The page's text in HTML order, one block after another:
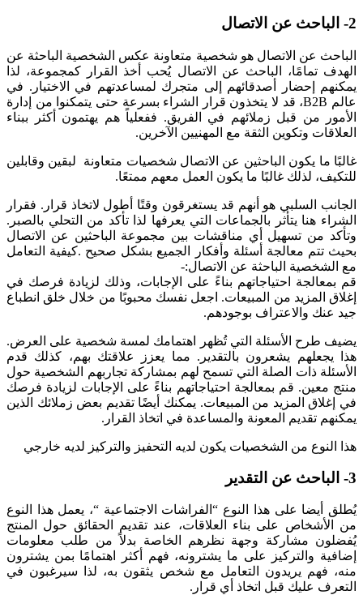
2- الباحث عن الاتصال
الباحث عن الاتصال هو شخصية متعاونة عكس الشخصية الباحثة عن
الهدف تمامًا، الباحث عن الاتصال يُحب أخذ القرار كمجموعة، لذا
يمكنهم إحضار أصدقائهم إلى متجرك لمساعدتهم في الاختيار. في
عالم B2B، قد لا يتخذون قرار الشراء بسرعة حتى يتمكنوا من إدارة
الأمور من قبل زملائهم في الفريق. ففعلياً هم يهتمون أكثر ببناء
العلاقات وتكوين الثقة مع المهنيين الآخرين.
غالبًا ما يكون الباحثين عن الاتصال شخصيات متعاونة لبقين وقابلين
للتكيف، لذلك غالبًا ما يكون العمل معهم ممتعًا.
الجانب السلبي هو أنهم قد يستغرقون وقتًا أطول لاتخاذ قرار. فقرار
الشراء هنا يتأثر بالجماعات التي يعرفها لذا تأكد من التحلي بالصبر.
وتأكد من تسهيل أي مناقشات بين مجموعة الباحثين عن الاتصال
بحيث تتم معالجة أسئلة وأفكار الجميع بشكل صحيح .كيفية التعامل
مع الشخصية الباحثة عن الاتصال:-
قم بمعالجة احتياجاتهم بناءً على الإجابات، وذلك لزيادة فرصك في
إغلاق المزيد من المبيعات. اجعل نفسك محبوبًا من خلال خلق انطباع
جيد عنك والاعتراف بوجودهم.
يضيف طرح الأسئلة التي تُظهر اهتمامك لمسة شخصية على العرض.
هذا يجعلهم يشعرون بالتقدير. مما يعزز علاقتك بهم، كذلك قدم
الأسئلة ذات الصلة التي تسمح لهم بمشاركة تجاربهم الشخصية حول
منتج معين. قم بمعالجة احتياجاتهم بناءً على الإجابات لزيادة فرصك
في إغلاق المزيد من المبيعات. يمكنك أيضًا تقديم بعض زملائك الذين
يمكنهم تقديم المعونة والمساعدة في اتخاذ القرار.
هذا النوع من الشخصيات يكون لديه التحفيز والتركيز لديه خارجي
3- الباحث عن التقدير
يُطلق أيضا على هذا النوع “الفراشات الاجتماعية “، يعمل هذا النوع
من الأشخاص على بناء العلاقات،
عند تقديم الحقائق حول المنتج
يُفضلون مشاركة وجهة نظرهم الخاصة بدلاً من طلب معلومات
إضافية والتركيز على ما يشترونه، فهم أكثر اهتمامًا بمن يشترون
منه، فهم يريدون التعامل مع شخص يثقون به، لذا سيرغبون في
التعرف عليك قبل اتخاذ أي قرار.